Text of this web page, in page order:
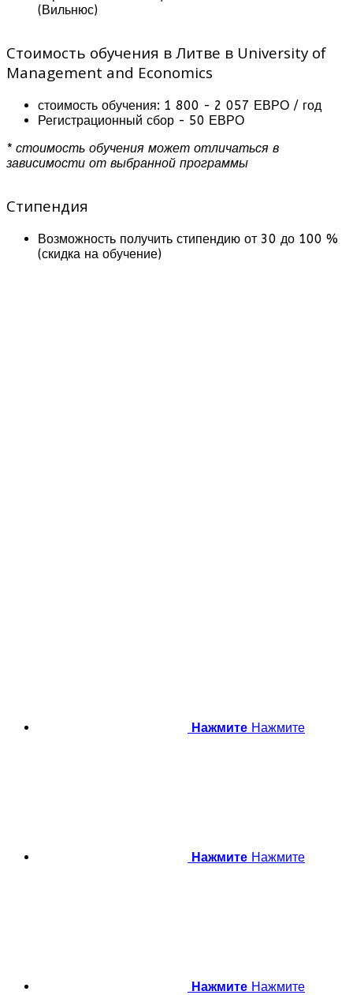
(Вильнюс)
Стоимость обучения в Литве в University of
Management and Economics
стоимость обучения: 1 800 - 2 057 ЕВРО / год
Регистрационный сбор - 50 ЕВРО
* стоимость обучения может отличаться в
зависимости от выбранной программы
Стипендия
Возможность получить стипендию от 30 до 100 %
(скидка на обучение)
Нажмите Нажмите
Нажмите Нажмите
Нажмите Нажмите